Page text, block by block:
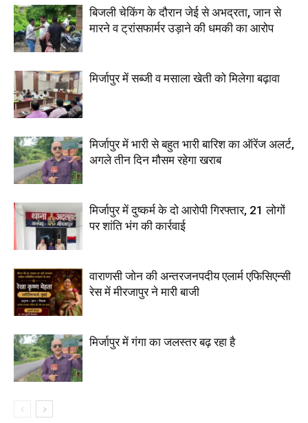
बिजली चेकिंग के दौरान जेई से अभद्रता, जान से
मारने व ट्रांसफार्मर उड़ाने की धमकी का आरोप
मिर्जापुर में सब्जी व मसाला खेती को मिलेगा बढ़ावा
मिर्जापुर में भारी से बहुत भारी बारिश का ऑरेंज अलर्ट,
अगले तीन दिन मौसम रहेगा खराब
मिर्जापुर में दुष्कर्म के दो आरोपी गिरफ्तार, 21 लोगों
पर शांति भंग की कार्रवाई
वाराणसी जोन की अन्तरजनपदीय एलार्म एफिसिएन्सी
रेस में मीरजापुर ने मारी बाजी
मिर्जापुर में गंगा का जलस्तर बढ़ रहा है